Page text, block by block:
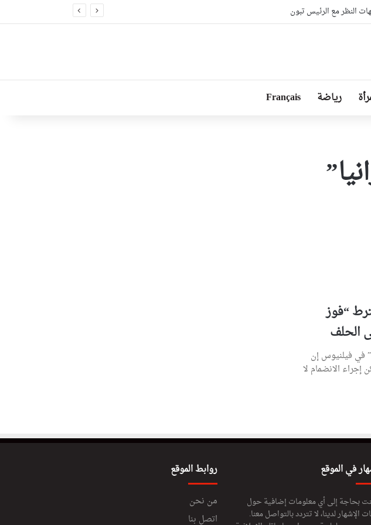
النظر مع الرئيس تبون
رياضة Français
“فوز
الحلف
في فيلنيوس إن
إجراء الانضمام لا
في الموقع
بحاجة إلى أي معلومات إضافية حول
الإشهار لدينا، لا تتردد بالتواصل معنا.
روابط الموقع
من نحن
اتصل بنا